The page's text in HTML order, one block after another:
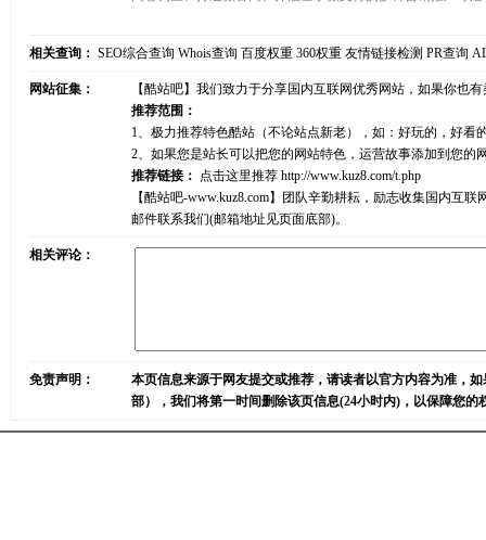
相关查询： SEO综合查询 Whois查询 百度权重 360权重 友情链接检测 PR查询
网站征集：
【酷站吧】我们致力于分享国内互联网优秀网站，如果你也
推荐范围：
1、极力推荐特色酷站（不论站点新老），如：好玩的，好
2、如果您是站长可以把您的网站特色，运营故事添加到您
推荐链接： 点击这里推荐 http://www.kuz8.com/t.php
【酷站吧-www.kuz8.com】团队辛勤耕耘，励志收集国内互
邮件联系我们(邮箱地址见页面底部)。
相关评论：
免责声明：
本页信息来源于网友提交或推荐，请读者以官方内容为准，
部），我们将第一时间删除该页信息(24小时内)，以保障您的